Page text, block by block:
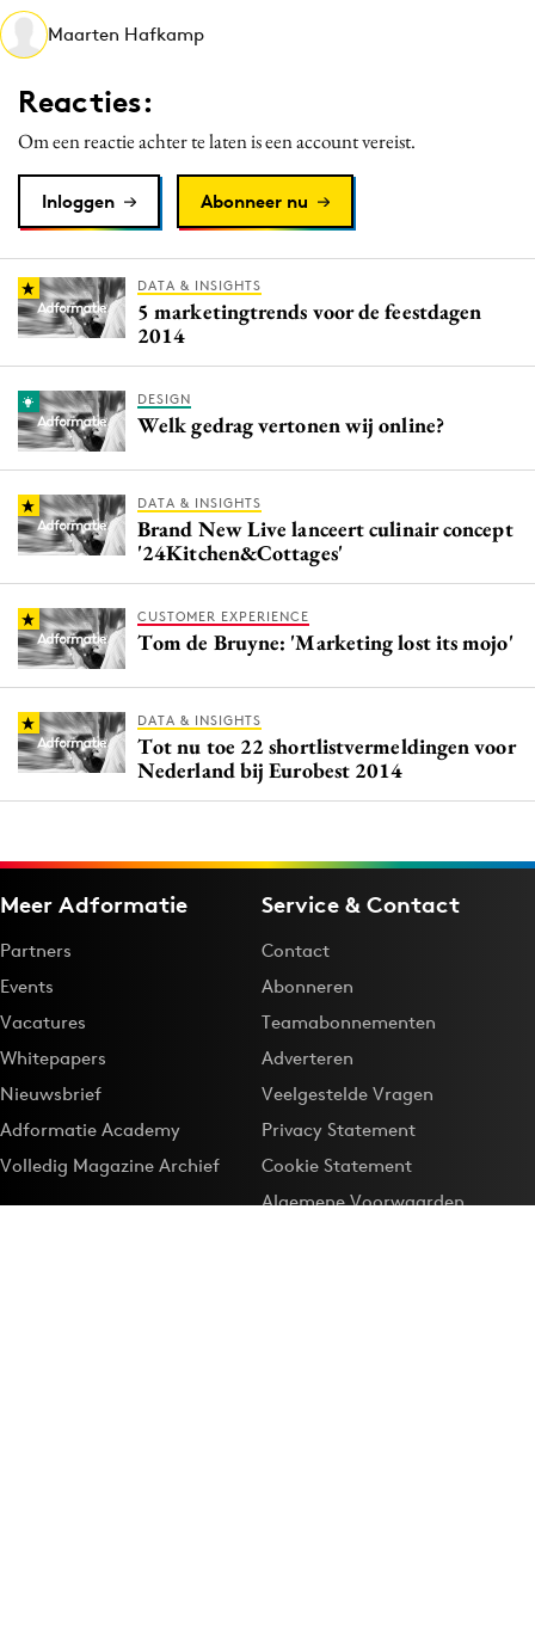
Martech
Media
Merkstrategie
Purpose Marketing
Reputatie & crisis
Maarten Hafkamp
Reacties:
Om een reactie achter te laten is een account vereist.
Inloggen Abonneer nu
DATA & INSIGHTS
5 marketingtrends voor de feestdagen
2014
DESIGN
Welk gedrag vertonen wij online?
DATA & INSIGHTS
Brand New Live lanceert culinair concept
'24Kitchen&Cottages'
CUSTOMER EXPERIENCE
Tom de Bruyne: 'Marketing lost its mojo'
DATA & INSIGHTS
Tot nu toe 22 shortlistvermeldingen voor
Nederland bij Eurobest 2014
Meer Adformatie
Partners
Events
Vacatures
Whitepapers
Nieuwsbrief
Adformatie Academy
Volledig Magazine Archief
Service & Contact
Contact
Abonneren
Teamabonnementen
Adverteren
Veelgestelde Vragen
Privacy Statement
Cookie Statement
Algemene Voorwaarden